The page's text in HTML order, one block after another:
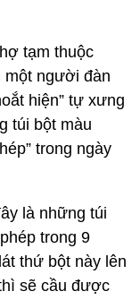
tạm thuộc
một người đàn
hiện” tự xưng
túi bột màu
trong ngày
là những túi
trong 9
thứ bột này lên
sẽ cầu được